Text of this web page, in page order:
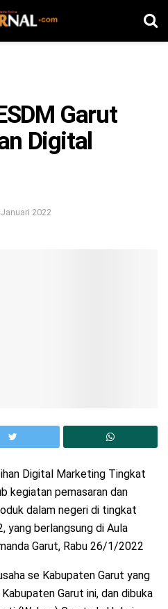
Garut
Digital
2022
Digital Marketing Tingkat
kegiatan pemasaran dan
dalam negeri di tingkat
yang berlangsung di Aula
Garut, Rabu 26/1/2022
se Kabupaten Garut yang
Garut ini, dan dibuka